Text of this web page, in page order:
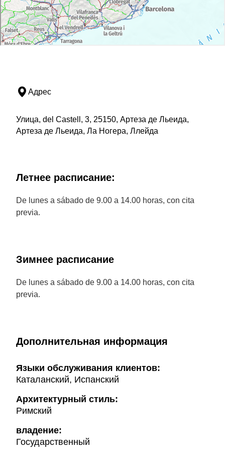
Адрес
Улица, del Castell, 3, 25150, Артеза де Льеида,
Артеза де Льеида, Ла Ногера, Ллейда
Летнее расписание:
De lunes a sábado de 9.00 a 14.00 horas, con cita
previa.
Зимнее расписание
De lunes a sábado de 9.00 a 14.00 horas, con cita
previa.
Дополнительная информация
Языки обслуживания клиентов:
Каталанский, Испанский
Архитектурный стиль:
Римский
владение:
Государственный